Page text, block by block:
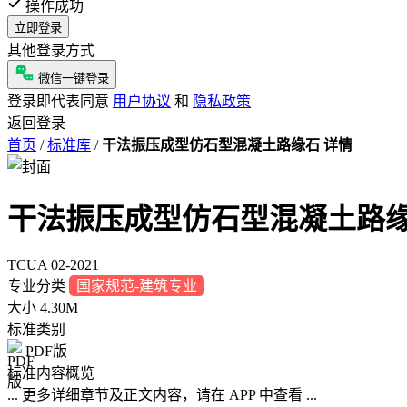
操作成功
立即登录
其他登录方式
微信一键登录
登录即代表同意 用户协议 和 隐私政策
返回登录
首页 / 标准库 / 干法振压成型仿石型混凝土路缘石 详情
干法振压成型仿石型混凝土路
TCUA 02-2021
专业分类
国家规范-建筑专业
大小 4.30M
标准类别
PDF版
标准内容概览
... 更多详细章节及正文内容，请在 APP 中查看 ...